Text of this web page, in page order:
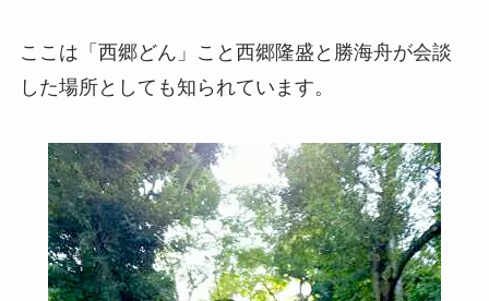
ここは「西郷どん」こと西郷隆盛と勝海舟が会談
した場所としても知られています。